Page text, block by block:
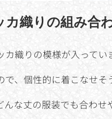
カ織りの組み合
カ織りの模様が入って
で、個性的に着こなせ
んな丈の服装でも合わ